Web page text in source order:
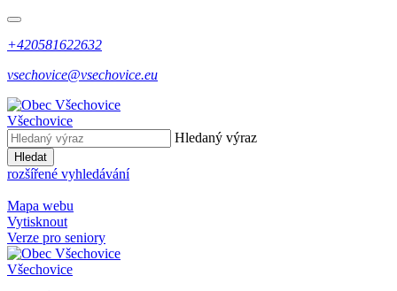
+420581622632
vsechovice@vsechovice.eu
Všechovice
Hledaný výraz
Hledat
rozšířené vyhledávání
Mapa webu
Vytisknout
Verze pro seniory
Všechovice